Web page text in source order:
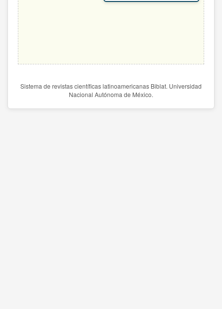
Sistema de revistas científicas latinoamericanas Biblat. Universidad
Nacional Autónoma de México.